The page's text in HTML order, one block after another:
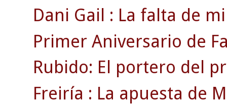
Dani Gail : La falta de
Primer Aniversario de
Rubido: El portero del
Freiría : La apuesta de